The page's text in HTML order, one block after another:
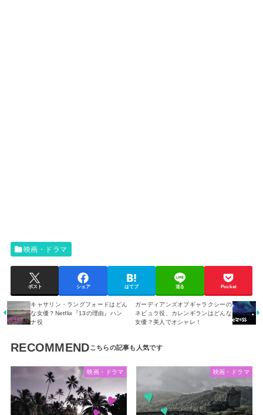
映画・ドラマ
ポスト シェア はてブ 送る Pocket
キャサリン・ラングフォードはどん
な女優？Netflix『13の理由』ハン
ナ役
ガーディアンズオブギャラクシーの
ネビュラ役、カレンギランはどんな
女優？美人でオシャレ！
RECOMMEND
映画・ドラマ 映画・ドラマ